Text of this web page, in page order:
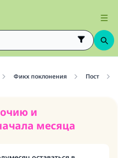
Фикх поклонения Пост
и
месяца